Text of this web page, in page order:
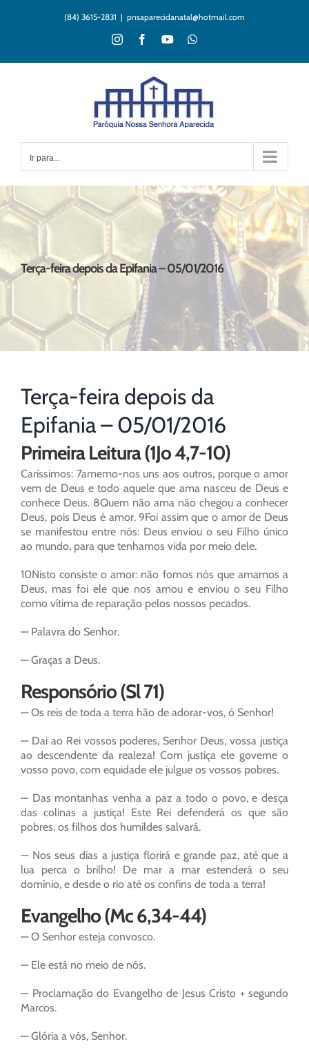
(84) 3615-2831 | pnsaparecidanatal@hotmail.com
InstagramFacebookYouTubeWhatsApp
Ir para...
Terça-feira depois da Epifania – 05/01/2016
Terça-feira depois da
Epifania – 05/01/2016
Primeira Leitura (1Jo 4,7-10)
Caríssimos: 7amemo-nos uns aos outros, porque o amor
vem de Deus e todo aquele que ama nasceu de Deus e
conhece Deus. 8Quem não ama não chegou a conhecer
Deus, pois Deus é amor. 9Foi assim que o amor de Deus
se manifestou entre nós: Deus enviou o seu Filho único
ao mundo, para que tenhamos vida por meio dele.
10Nisto consiste o amor: não fomos nós que amamos a
Deus, mas foi ele que nos amou e enviou o seu Filho
como vítima de reparação pelos nossos pecados.
— Palavra do Senhor.
— Graças a Deus.
Responsório (Sl 71)
— Os reis de toda a terra hão de adorar-vos, ó Senhor!
— Dai ao Rei vossos poderes, Senhor Deus, vossa justiça
ao descendente da realeza! Com justiça ele governe o
vosso povo, com equidade ele julgue os vossos pobres.
— Das montanhas venha a paz a todo o povo, e desça
das colinas a justiça! Este Rei defenderá os que são
pobres, os filhos dos humildes salvará.
— Nos seus dias a justiça florirá e grande paz, até que a
lua perca o brilho! De mar a mar estenderá o seu
domínio, e desde o rio até os confins de toda a terra!
Evangelho (Mc 6,34-44)
— O Senhor esteja convosco.
— Ele está no meio de nós.
— Proclamação do Evangelho de Jesus Cristo + segundo
Marcos.
— Glória a vós, Senhor.